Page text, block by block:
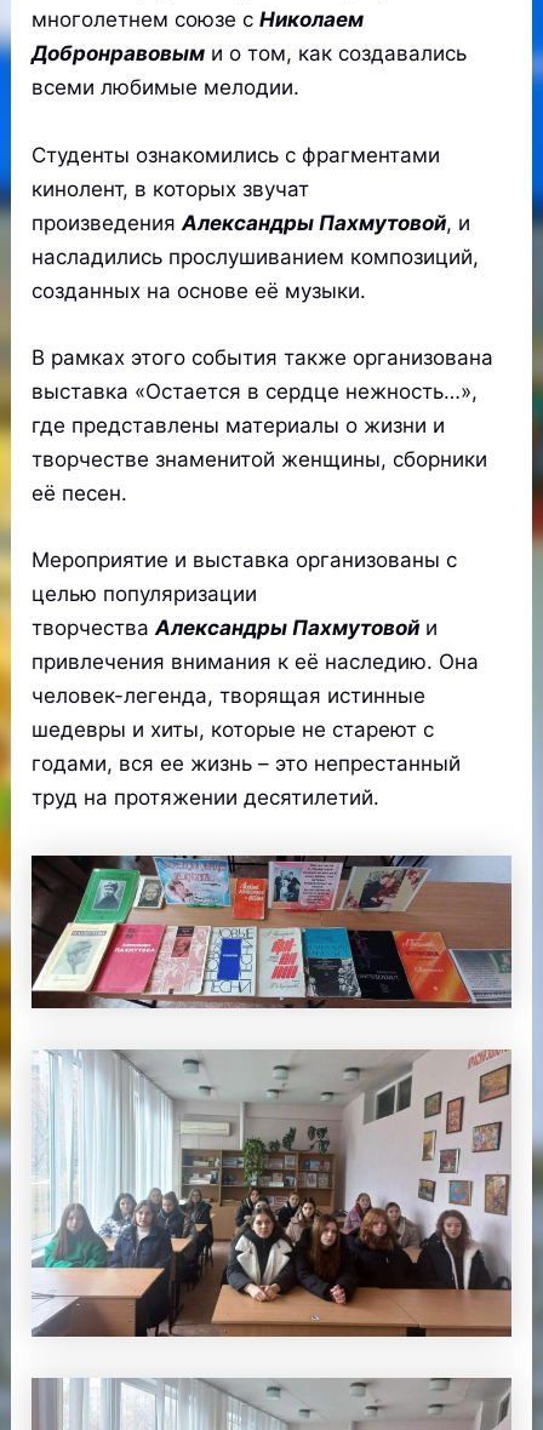
многолетнем союзе сНиколаем
Добронравовым и о том, как создавались
всеми любимые мелодии.
Студенты ознакомились с фрагментами
кинолент, в которых звучат
произведенияАлександры Пахмутовой, и
насладились прослушиванием композиций,
созданных на основе её музыки.
В рамках этого события также организована
выставка «Остается в сердце нежность…»,
где представлены материалы о жизни и
творчестве знаменитой женщины, сборники
её песен.
Мероприятие и выставка организованы с
целью популяризации
творчестваАлександры Пахмутовой и
привлечения внимания к её наследию. Она
человек-легенда, творящая истинные
шедевры и хиты, которые не стареют с
годами, вся ее жизнь – это непрестанный
труд на протяжении десятилетий.